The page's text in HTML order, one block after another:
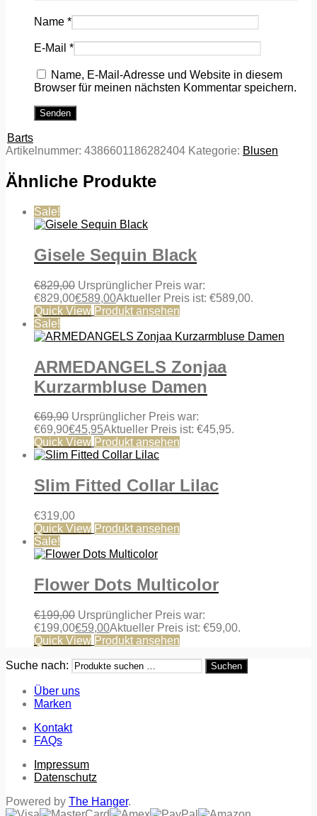
Name *
E-Mail *
Name, E-Mail-Adresse und Website in diesem
Browser für meinen nächsten Kommentar speichern.
Barts
Artikelnummer: 4386601186282404 Kategorie: Blusen
Ähnliche Produkte
Sale!
Gisele Sequin Black
€829,00 Ursprünglicher Preis war:
€829,00€589,00Aktueller Preis ist: €589,00.
Quick View Produkt ansehen
Sale!
ARMEDANGELS Zonjaa
Kurzarmbluse Damen
€69,90 Ursprünglicher Preis war:
€69,90€45,95Aktueller Preis ist: €45,95.
Quick View Produkt ansehen
Slim Fitted Collar Lilac
€319,00
Quick View Produkt ansehen
Sale!
Flower Dots Multicolor
€199,00 Ursprünglicher Preis war:
€199,00€59,00Aktueller Preis ist: €59,00.
Quick View Produkt ansehen
Suche nach: Suchen
Über uns
Marken
Kontakt
FAQs
Impressum
Datenschutz
Powered by The Hanger.